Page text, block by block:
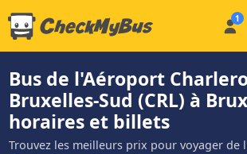
Bus de l'Aéroport
Bruxelles-Sud (CRL) à
horaires et billets
Trouvez les meilleurs prix pour voyager de